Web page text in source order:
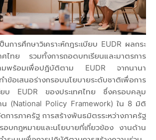
นการศึกษาวิเคราะห์กฎระเบียบ EUDR ผลกระ
ศไทย รวมทั้งการถอดบทเรียนและมาตรการ
ามพร้อมเพื่อปฏิบัติตาม EUDR จากนานา
ข้อเสนอร่างกรอบนโยบายระดับชาติเพื่อการ
ยบ EUDR ของประเทศไทย ซึ่งครอบคลุม
น (National Policy Framework) ใน 8 มิติ
การภาครัฐ การสร้างพันธมิตรระหว่างภาครัฐ
อบกฎหมายและนโยบายที่เกี่ยวข้อง งานด้าน